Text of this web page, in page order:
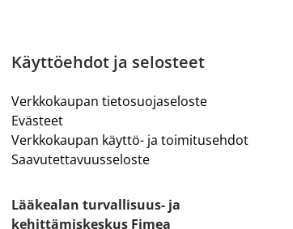
Käyttöehdot ja selosteet
Verkkokaupan tietosuojaseloste
Evästeet
Verkkokaupan käyttö- ja toimitusehdot
Saavutettavuusseloste
Lääkealan turvallisuus- ja
kehittämiskeskus Fimea